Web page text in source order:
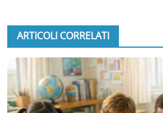
ARTICOLI CORRELATI